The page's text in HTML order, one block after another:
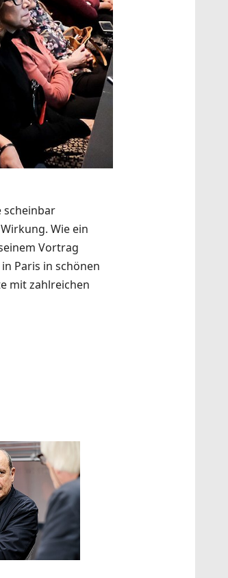
scheinbar
Wie ein
Vortrag
Paris in schönen
mit zahlreichen